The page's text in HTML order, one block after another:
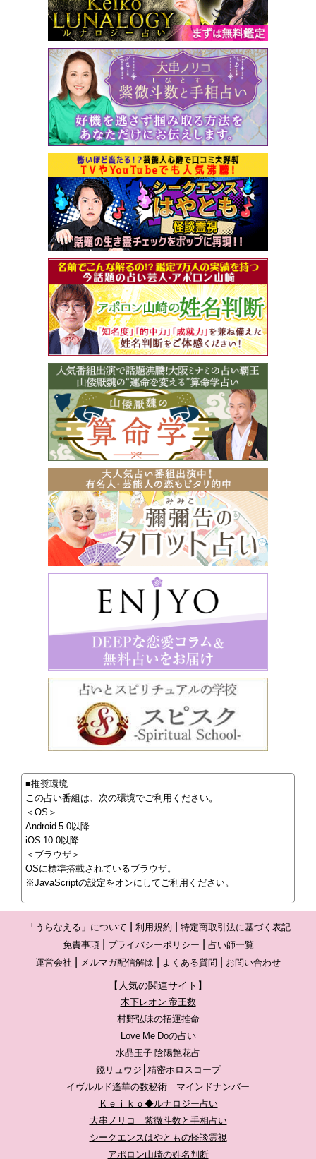
■推奨環境
この占い番組は、次の環境でご利用ください。
＜OS＞
Android 5.0以降
iOS 10.0以降
＜ブラウザ＞
OSに標準搭載されているブラウザ。
※JavaScriptの設定をオンにしてご利用ください。
「うらなえる」について 利用規約
特定商取引法に基づく表記
免責事項
プライバシーポリシー
占い師一覧
運営会社
メルマガ配信解除 よくある質問 お問い合わせ
【人気の関連サイト】
木下レオン 帝王数
村野弘味の招運推命
Love Me Doの占い
水晶玉子 陰陽艶花占
鏡リュウジ│精密ホロスコープ
イヴルルド遙華の数秘術 マインドナンバー
Ｋｅｉｋｏ◆ルナロジー占い
大串ノリコ 紫微斗数と手相占い
シークエンスはやともの怪談霊視
アポロン山崎の姓名判断